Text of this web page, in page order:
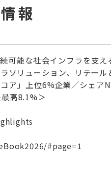
報
可能な社会インフラを支
ソリューション、リテー
ア」上位6%企業／シェア
高8.1%＞
#page=1